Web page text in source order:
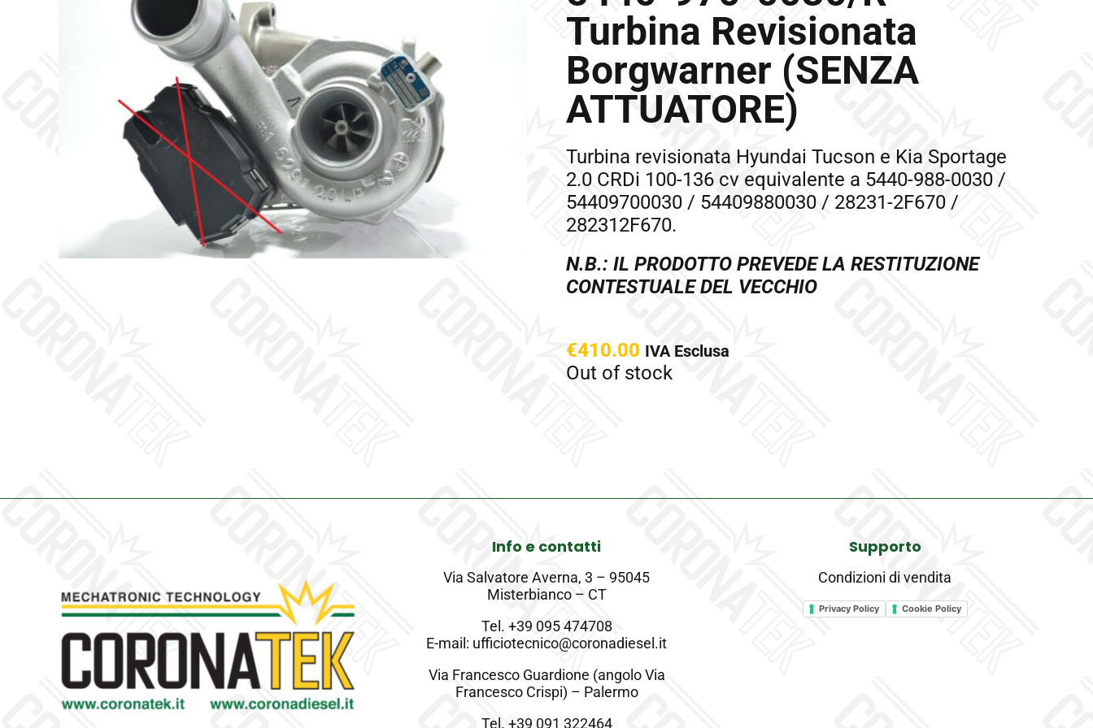
Turbina Revisionata
Borgwarner (SENZA
ATTUATORE)
Turbina revisionata Hyundai Tucson e Kia Sportage
2.0 CRDi 100-136 cv equivalente a 5440-988-0030 /
54409700030 / 54409880030 / 28231-2F670 /
282312F670.
N.B.: IL PRODOTTO PREVEDE LA RESTITUZIONE
CONTESTUALE DEL VECCHIO
€410.00 IVA Esclusa
Out of stock
Info e contatti
Via Salvatore Averna, 3 – 95045
Misterbianco – CT
Tel. +39 095 474708
E-mail: ufficiotecnico@coronadiesel.it
Via Francesco Guardione (angolo Via
Francesco Crispi) – Palermo
Tel. +39 091 322464
Supporto
Condizioni di vendita
Privacy Policy Cookie Policy